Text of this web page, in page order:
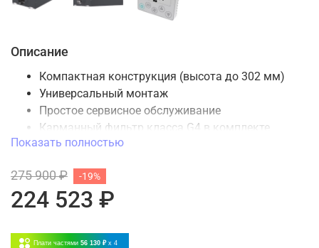
Описание
Компактная конструкция (высота до 302 мм)
Универсальный монтаж
Простое сервисное обслуживание
Карманный фильтр класса G4 в комплекте
Пульт управления в комплекте
Показать полностью
275 900 ₽
224 523 ₽
-19%
Плати частями 56 130 ₽ x 4